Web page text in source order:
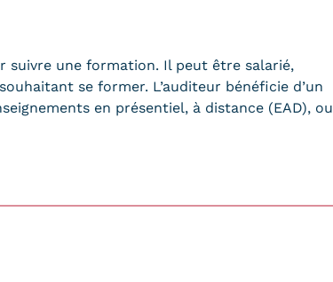
suivre une formation. Il peut être salarié,
se former. L’auditeur bénéficie d’un
en présentiel, à distance (EAD), ou